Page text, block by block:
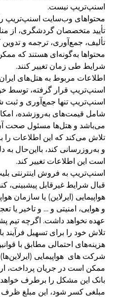
اسنپ‌تریپ نیست.
محتواهای وب‌سایت اسنپ‌تریپ
تأیید متخصصان گردشگری، از
تألیف، جمع‌آوری، ترجمه و تدوین
محتواها به‌گونه‌ای هستند که
شرایط طی زمان تغییر کنند.
اطلاعات مربوط به هتل‌های
اسنپ‌تریپ قرار گرفته، توسط
اسنپ‌تریپ تنها جمع‌آوری و
شامل قیمت‌های به‌روزشده،
می‌باشد و هتل‌ها مسئول صحت
تلاش می‌کند که این اطلاعات را
و به‌روزرسانی کند، بااین‌حال به
است این اطلاعات تغییر کند.
اسنپ‌تریپ به فروش اینترنتی
قبال شرایط غیرقابل
هواپیمایی (ایرلاین) یا سازمان
و هوایی، امنیتی و … و تاخیر یا
عهده نخواهد داشت. اگرچه تیم
تلاش خود را برای تسهیل فرآیند
هزینه‌های احتمالی مطابق با
شرکت های هواپیمایی (ایرلاین‌ها)
ممکن است در جریان پرداخت،
بانک این مشکل را برطرف
مبلغی کسر شود، این مبلغ